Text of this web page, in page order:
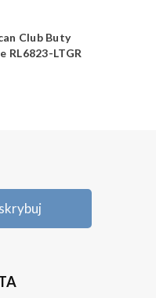
Club Buty
RL6823-LTGR